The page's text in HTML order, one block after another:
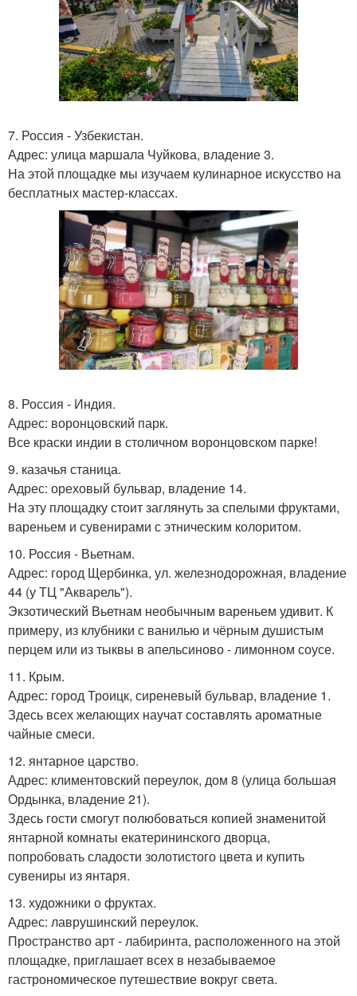
7. Россия - Узбекистан.
Адрес: улица маршала Чуйкова, владение 3.
На этой площадке мы изучаем кулинарное искусство на
бесплатных мастер-классах.
8. Россия - Индия.
Адрес: воронцовский парк.
Все краски индии в столичном воронцовском парке!
9. казачья станица.
Адрес: ореховый бульвар, владение 14.
На эту площадку стоит заглянуть за спелыми фруктами,
вареньем и сувенирами с этническим колоритом.
10. Россия - Вьетнам.
Адрес: город Щербинка, ул. железнодорожная, владение
44 (у ТЦ "Акварель").
Экзотический Вьетнам необычным вареньем удивит. К
примеру, из клубники с ванилью и чёрным душистым
перцем или из тыквы в апельсиново - лимонном соусе.
11. Крым.
Адрес: город Троицк, сиреневый бульвар, владение 1.
Здесь всех желающих научат составлять ароматные
чайные смеси.
12. янтарное царство.
Адрес: климентовский переулок, дом 8 (улица большая
Ордынка, владение 21).
Здесь гости смогут полюбоваться копией знаменитой
янтарной комнаты екатерининского дворца,
попробовать сладости золотистого цвета и купить
сувениры из янтаря.
13. художники о фруктах.
Адрес: лаврушинский переулок.
Пространство арт - лабиринта, расположенного на этой
площадке, приглашает всех в незабываемое
гастрономическое путешествие вокруг света.